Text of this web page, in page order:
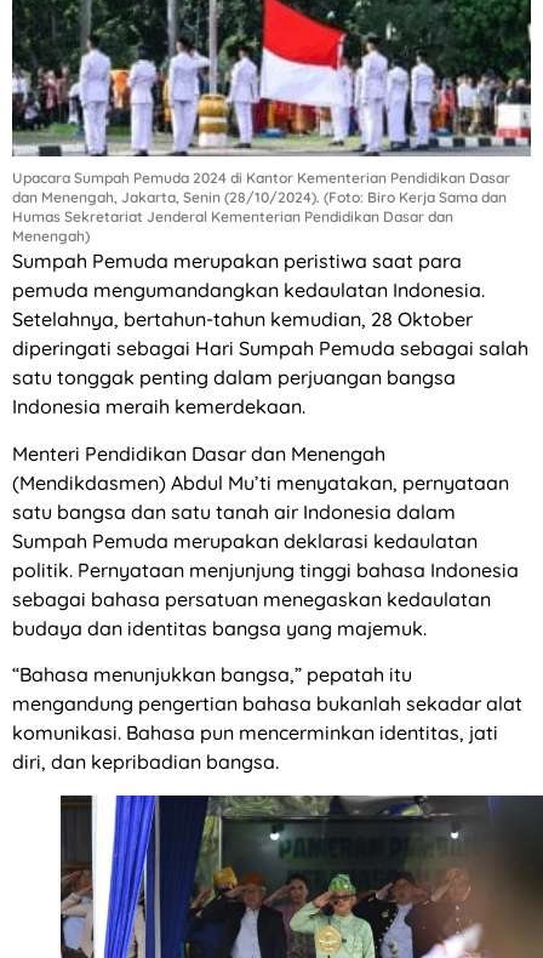
Upacara Sumpah Pemuda 2024 di Kantor Kementerian Pendidikan Dasar
dan Menengah, Jakarta, Senin (28/10/2024). (Foto: Biro Kerja Sama dan
Humas Sekretariat Jenderal Kementerian Pendidikan Dasar dan
Menengah)
Sumpah Pemuda merupakan peristiwa saat para
pemuda mengumandangkan kedaulatan Indonesia.
Setelahnya, bertahun-tahun kemudian, 28 Oktober
diperingati sebagai Hari Sumpah Pemuda sebagai salah
satu tonggak penting dalam perjuangan bangsa
Indonesia meraih kemerdekaan.
Menteri Pendidikan Dasar dan Menengah
(Mendikdasmen) Abdul Mu’ti menyatakan, pernyataan
satu bangsa dan satu tanah air Indonesia dalam
Sumpah Pemuda merupakan deklarasi kedaulatan
politik. Pernyataan menjunjung tinggi bahasa Indonesia
sebagai bahasa persatuan menegaskan kedaulatan
budaya dan identitas bangsa yang majemuk.
“Bahasa menunjukkan bangsa,” pepatah itu
mengandung pengertian bahasa bukanlah sekadar alat
komunikasi. Bahasa pun mencerminkan identitas, jati
diri, dan kepribadian bangsa.